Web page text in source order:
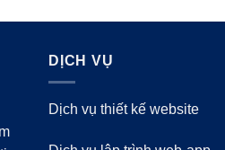
DỊCH VỤ
Dịch vụ thiết kế website